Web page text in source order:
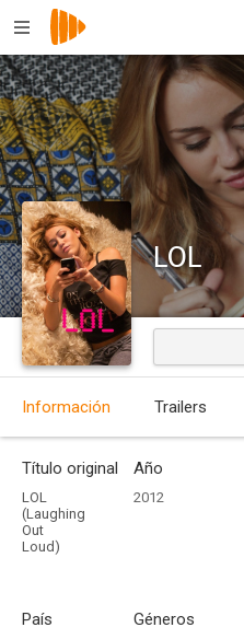
LOL
Información Trailers
Título original
LOL
(Laughing
Out
Loud)
Año
2012
País Géneros